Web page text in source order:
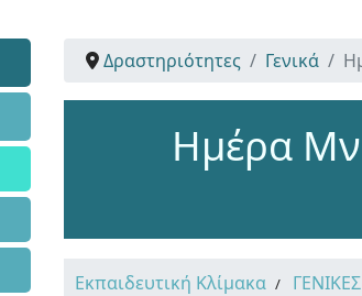
Δραστηριότητες Γενικά
Ημέρα
Εκπαιδευτική Κλίμακα